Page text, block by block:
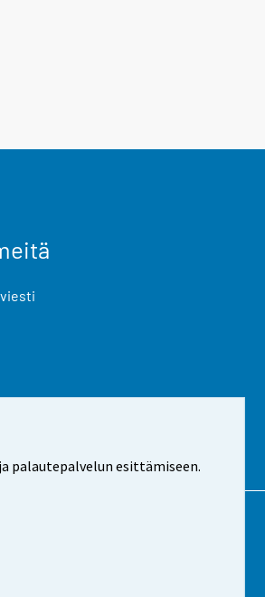
palautepalvelun esittämiseen.